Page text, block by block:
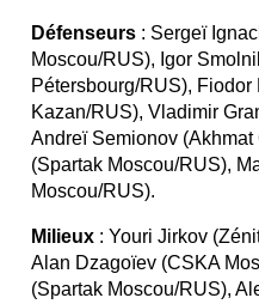
Défenseurs : Sergeï
Moscou/RUS), Igor
Pétersbourg/RUS),
Kazan/RUS), Vladimir
Andreï Semionov
(Spartak Moscou/RUS),
Moscou/RUS).
Milieux : Youri Jirkov
Alan Dzagoïev (CSKA
(Spartak Moscou/RUS),